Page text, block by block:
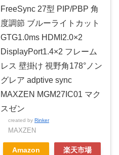
FreeSync 27型 PIP/PBP 角
度調節 ブルーライトカット
GTG1.0ms HDMI2.0×2
DisplayPort1.4×2 フレーム
レス 壁掛け 視野角178°ノン
グレア adptive sync
MAXZEN MGM27IC01 マク
スゼン
created by Rinker
MAXZEN
Amazon 楽天市場